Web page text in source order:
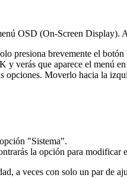
OSD (On-Screen Display).
presiona brevemente el
verás que aparece el menú
opciones. Moverlo hacia la
"Sistema".
la opción para modificar
a veces con solo un par de